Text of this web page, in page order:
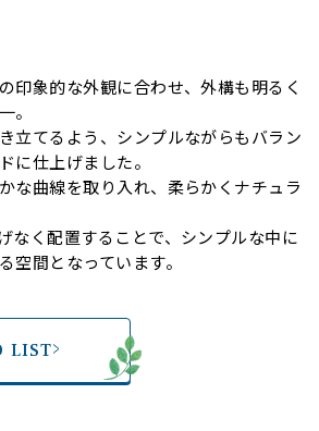
印象的な外観に合わせ、外構も明るく
。
立てるよう、シンプルながらもバラン
に仕上げました。
な曲線を取り入れ、柔らかくナチュラ
なく配置することで、シンプルな中に
空間となっています。
LIST